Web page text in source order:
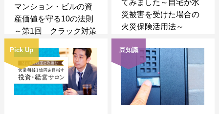
マンション・ビルの資
産価値を守る10の法則
～第1回 クラック対策
てみました～自宅が水
災被害を受けた場合の
火災保険活用法～
Pick Up 豆知識